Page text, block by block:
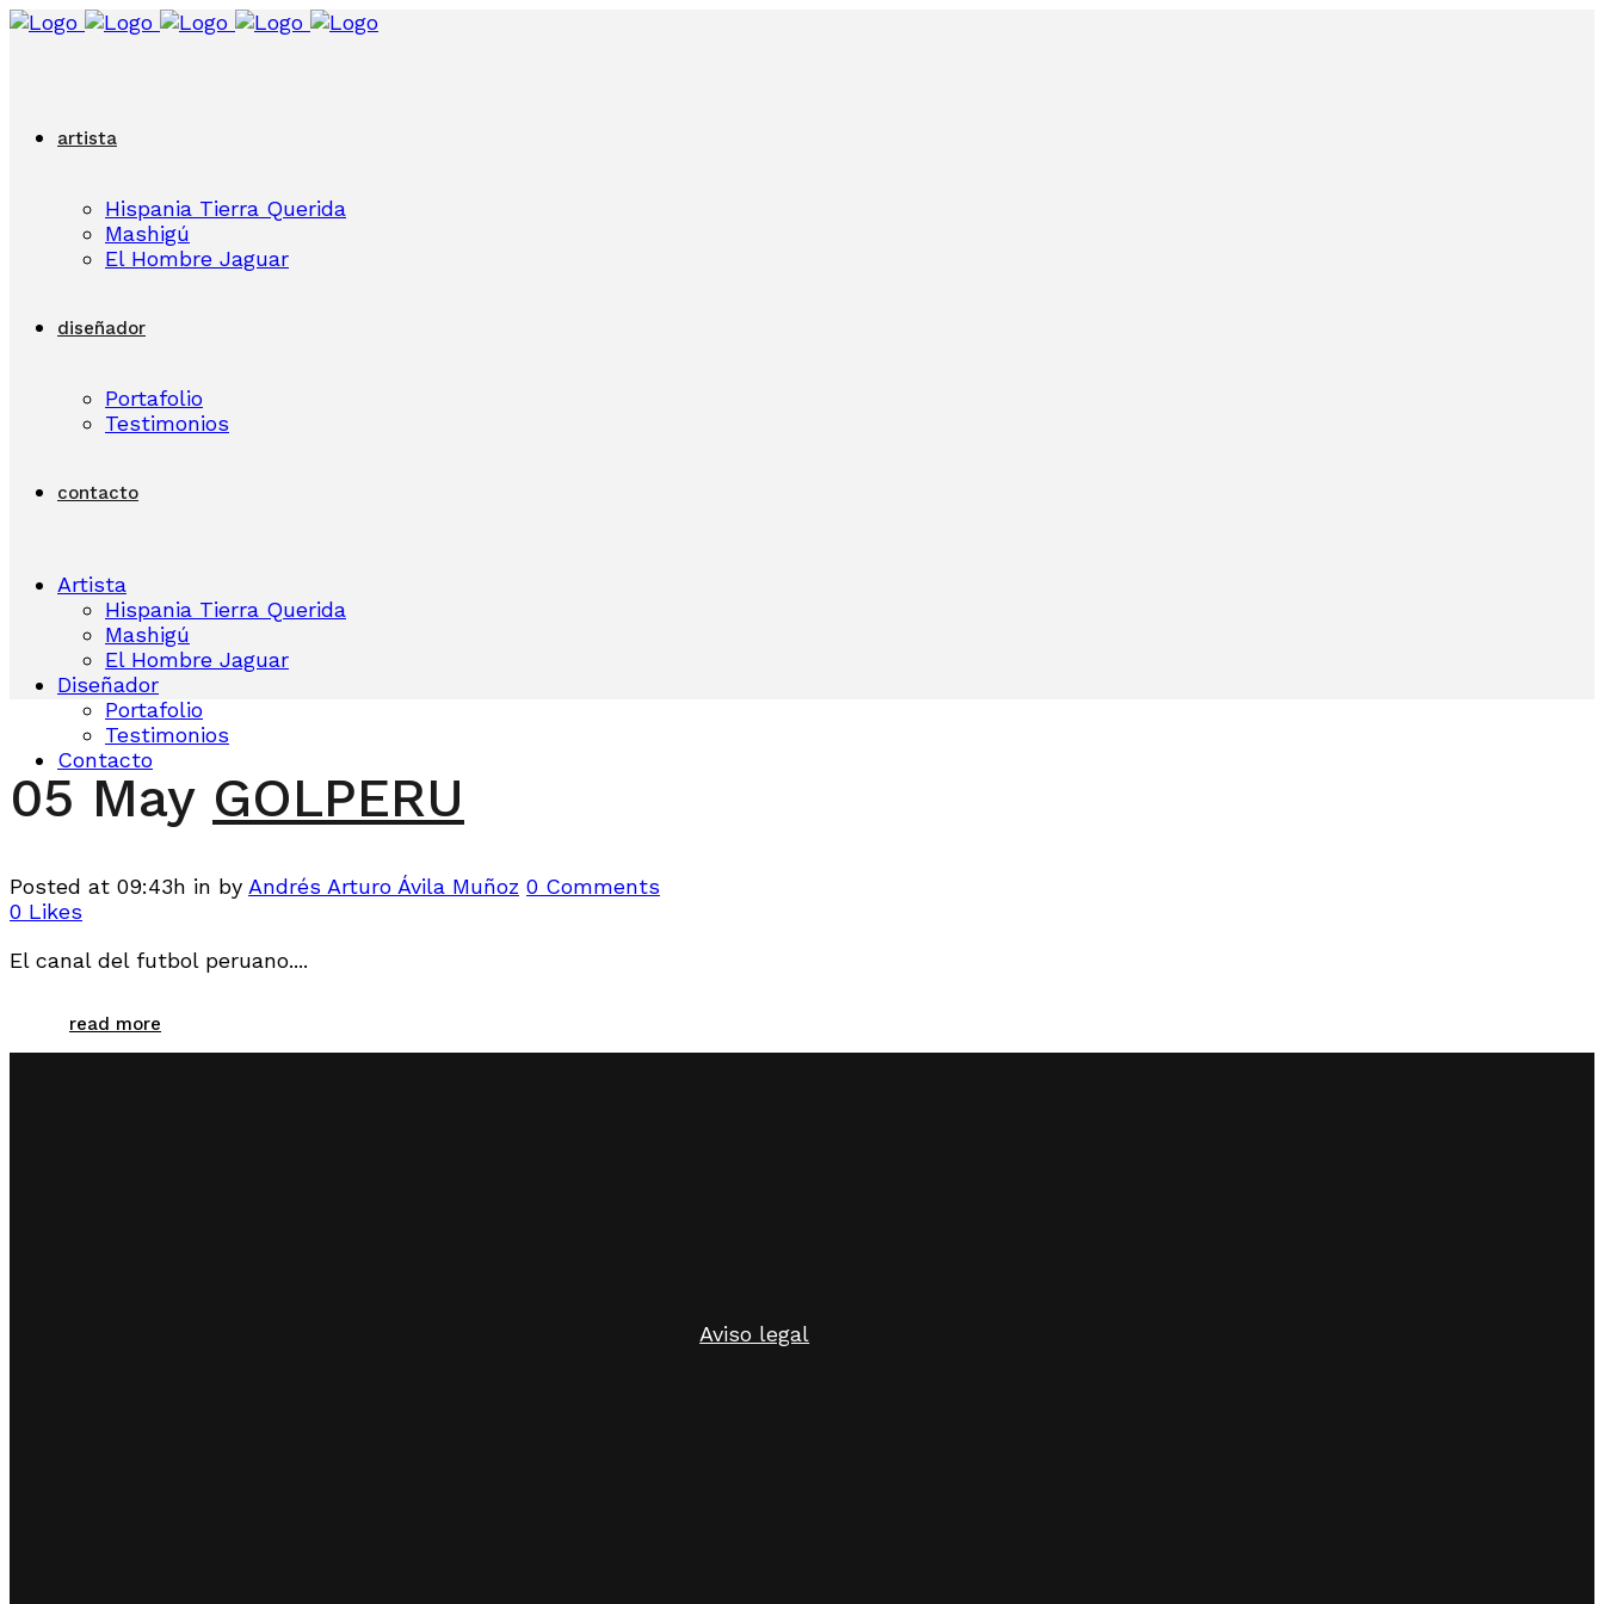
artista
Hispania Tierra Querida
Mashigú
El Hombre Jaguar
diseñador
Portafolio
Testimonios
contacto
Artista
Hispania Tierra Querida
Mashigú
El Hombre Jaguar
Diseñador
Portafolio
Testimonios
Contacto
05 May GOLPERU
Posted at 09:43h in by Andrés Arturo Ávila Muñoz 0 Comments
0 Likes
El canal del futbol peruano....
read more
Aviso legal